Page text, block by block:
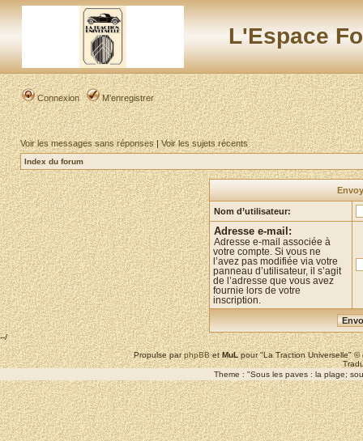
L'Espace
Connexion M’enregistrer
Voir les messages sans réponses|Voir les sujets récents
Index du forum
Nom d’utilisateur:
Adresse e-mail:
Adresse e-mail associée à
votre compte. Si vous ne
l’avez pas modifiée via votre
panneau d’utilisateur, il s’agit
de l’adresse que vous avez
fournie lors de votre
inscription.
--/
Propulse parphpBBetMuLpour "La Traction Universelle"
Theme : "Sous les paves : la plage;